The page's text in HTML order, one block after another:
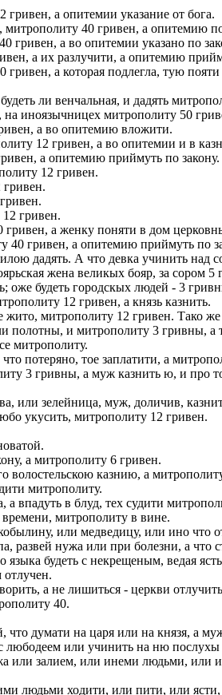
а опитемии указание от бога.
40 гривен, а опитемию
гривен, а во опитемии указано по
а их разлучити, а опитемию
а которая подлегла, тую
ли венчальная, и дадять
иноязычницех митрополиту 50
а во опитемию вложити.
12 гривен, а во опитемии и в
а опитемию приймуть по закону.
12 гривен.
гривен.
а женку поняти в дом
40 гривен, а опитемию приймуть по
дадять. А что девка учинить над
жена великых бояр, за сором 5
будеть городскых людей - 3
12 гривен, а князь казнить.
митрополиту 12 гривен. Тако
и митрополиту 3 гривны, а
митрополиту.
потеряно, тое заплатити, а
3 гривны, а муж казнить ю, и про
или зелейница, муж, доличив,
укусить, митрополиту 12 гривен.
а митрополиту 6 гривен.
волостельскою казнию, а
митрополиту.
в блуд, тех судити
митрополиту в вине.
или медведицу, или ино что
нужа или при болезни, а что
будеть с некрещеным, ведая
отлучен.
а не лишиться - церкви
40.
думати на царя или на князя, а
или учинить на ню послухы
залием, или инеми людьми, или
людьми ходити, или пити, или ясти,